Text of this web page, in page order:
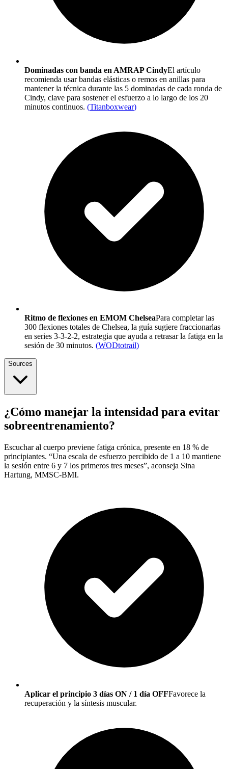
Dominadas con banda en AMRAP CindyEl artículo
recomienda usar bandas elásticas o remos en anillas para
mantener la técnica durante las 5 dominadas de cada ronda de
Cindy, clave para sostener el esfuerzo a lo largo de los 20
minutos continuos. (Titanboxwear)
Ritmo de flexiones en EMOM ChelseaPara completar las
300 flexiones totales de Chelsea, la guía sugiere fraccionarlas
en series 3-3-2-2, estrategia que ayuda a retrasar la fatiga en la
sesión de 30 minutos. (WODtotrail)
Sources
¿Cómo manejar la intensidad para evitar
sobreentrenamiento?
Escuchar al cuerpo previene fatiga crónica, presente en 18 % de
principiantes. “Una escala de esfuerzo percibido de 1 a 10 mantiene
la sesión entre 6 y 7 los primeros tres meses”, aconseja Sina
Hartung, MMSC-BMI.
Aplicar el principio 3 días ON / 1 día OFFFavorece la
recuperación y la síntesis muscular.